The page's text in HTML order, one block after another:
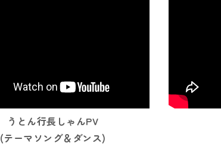
うとん行長しゃんPV
(テーマソング＆ダンス)